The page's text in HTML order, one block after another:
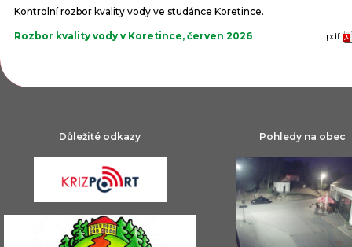
Kontrolní rozbor kvality vody ve studánce Koretince.
Rozbor kvality vody v Koretince, červen 2026 pdf
Důležité odkazy Pohledy na obec